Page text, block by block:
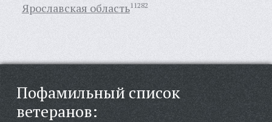
Ярославская область11282
Пофамильный список
ветеранов: